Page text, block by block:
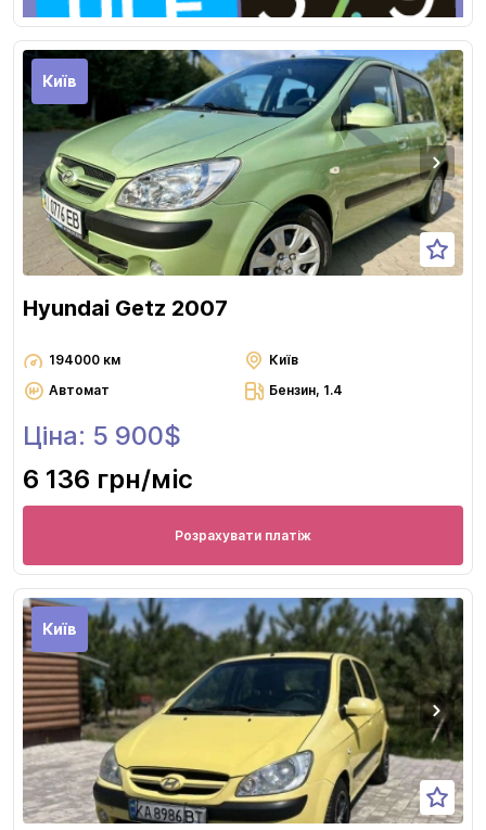
Київ
Hyundai Getz 2007
194000 км
Київ
Автомат
Бензин, 1.4
Ціна: 5 900$
6 136 грн/міс
Розрахувати платіж
Київ